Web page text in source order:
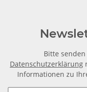
Bitte
Datenschutzerklärung
Informationen zu